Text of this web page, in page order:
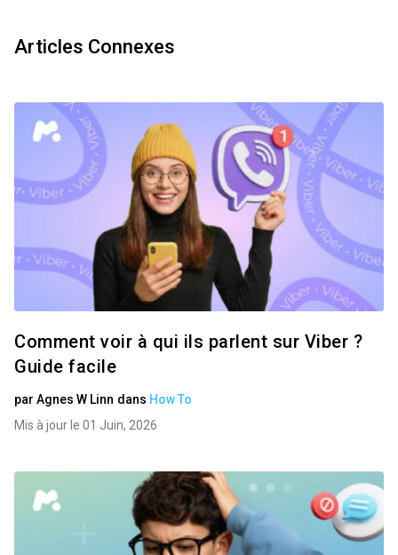
Articles Connexes
Comment voir à qui ils parlent sur Viber ?
Guide facile
par Agnes W Linn dans How To
Mis à jour le 01 Juin, 2026